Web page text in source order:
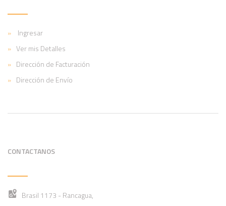
Ingresar
Ver mis Detalles
Dirección de Facturación
Dirección de Envío
CONTACTANOS
Brasil 1173 - Rancagua,